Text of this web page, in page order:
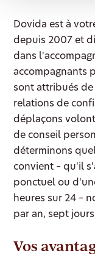
Dovida est à
depuis 2007 et
dans
accompagnants
sont attribués
relations de
déplaçons
de conseil
déterminons
convient – qu'il
ponctuel ou
heures sur 24 –
par an, sept
Vos